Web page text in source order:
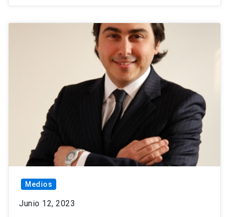
Medios
Junio 12, 2023